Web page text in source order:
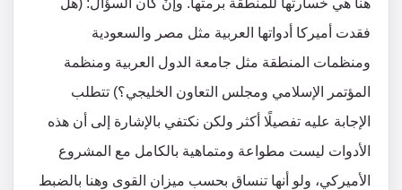
هنا هي خسارتها للمنطقة برمتها. وإنْ كان السؤال: (هل
فقدت أميركا أدواتها العربية مثل مصر والسعودية
ومنظمات المنطقة مثل جامعة الدول العربية ومنظمة
المؤتمر الإسلامي ومجلس التعاون الخليجي؟) تتطلب
الإجابة عليه تفصيلًا أكثر ولكن نكتفي بالإشارة إلى أن هذه
الأدوات ليست مطواعة ومتماهية بالكامل مع المشروع
الأميركي، ولو أنها تنساق بحسب ميزان القوى وهنا بالضبط